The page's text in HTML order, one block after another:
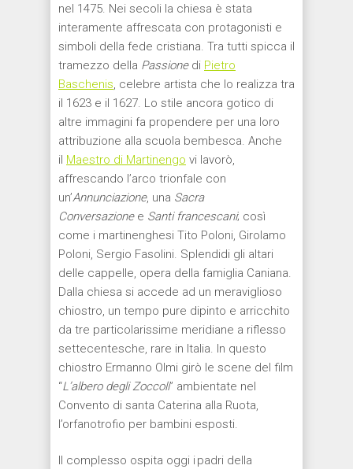
nel 1475. Nei secoli la chiesa è stata
interamente affrescata con protagonisti e
simboli della fede cristiana. Tra tutti spicca il
tramezzo della Passione di Pietro
Baschenis, celebre artista che lo realizza tra
il 1623 e il 1627. Lo stile ancora gotico di
altre immagini fa propendere per una loro
attribuzione alla scuola bembesca. Anche
il Maestro di Martinengo vi lavorò,
affrescando l’arco trionfale con
un’Annunciazione, una Sacra
Conversazionee Santi francescani; così
come i martinenghesi Tito Poloni, Girolamo
Poloni, Sergio Fasolini. Splendidi gli altari
delle cappelle, opera della famiglia Caniana.
Dalla chiesa si accede ad un meraviglioso
chiostro, un tempo pure dipinto e arricchito
da tre particolarissime meridiane a riflesso
settecentesche, rare in Italia. In questo
chiostro Ermanno Olmi girò le scene del film
“L’albero degli Zoccoli” ambientate nel
Convento di santa Caterina alla Ruota,
l’orfanotrofio per bambini esposti.
Il complesso ospita oggi i padri della